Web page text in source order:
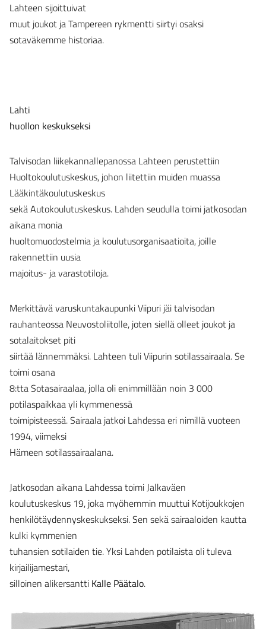
Lahteen sijoittuivat
muut joukot ja Tampereen rykmentti siirtyi osaksi
sotaväkemme historiaa.
Lahti
huollon keskukseksi
Talvisodan liikekannallepanossa Lahteen perustettiin
Huoltokoulutuskeskus, johon liitettiin muiden muassa
Lääkintäkoulutuskeskus
sekä Autokoulutuskeskus. Lahden seudulla toimi jatkosodan
aikana monia
huoltomuodostelmia ja koulutusorganisaatioita, joille
rakennettiin uusia
majoitus- ja varastotiloja.
Merkittävä varuskuntakaupunki Viipuri jäi talvisodan
rauhanteossa Neuvostoliitolle, joten siellä olleet joukot ja
sotalaitokset piti
siirtää lännemmäksi. Lahteen tuli Viipurin sotilassairaala. Se
toimi osana
8:tta Sotasairaalaa, jolla oli enimmillään noin 3 000
potilaspaikkaa yli kymmenessä
toimipisteessä. Sairaala jatkoi Lahdessa eri nimillä vuoteen
1994, viimeksi
Hämeen sotilassairaalana.
Jatkosodan aikana Lahdessa toimi Jalkaväen
koulutuskeskus 19, joka myöhemmin muuttui Kotijoukkojen
henkilötäydennyskeskukseksi. Sen sekä sairaaloiden kautta
kulki kymmenien
tuhansien sotilaiden tie. Yksi Lahden potilaista oli tuleva
kirjailijamestari,
silloinen alikersantti Kalle Päätalo.